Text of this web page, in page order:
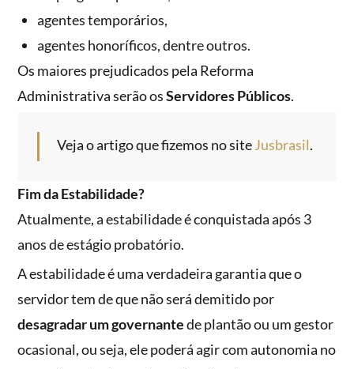
agentes temporários,
agentes honoríficos, dentre outros.
Os maiores prejudicados pela Reforma
Administrativa serão osServidores Públicos.
Veja o artigo que fizemos no siteJusbrasil.
Fim da Estabilidade?
Atualmente, a estabilidade é conquistada após 3
anos de estágio probatório.
A estabilidade é uma verdadeira garantia que o
servidor tem de que não será demitido por
desagradar um governantede plantão ou um gestor
ocasional, ou seja, ele poderá agir com autonomia no